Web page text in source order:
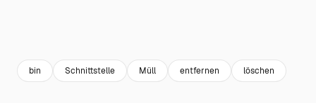
bin Schnittstelle Müll entfernen löschen